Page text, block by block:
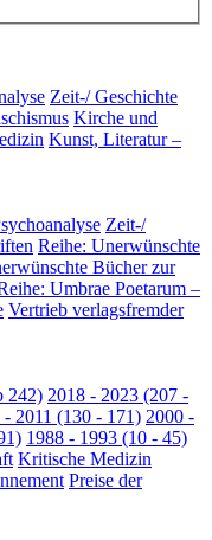
Zeit-/ Geschichte
Kirche und
Kunst, Literatur –
Zeit-/
Reihe: Unerwünschte
Bücher zur
Umbrae Poetarum –
Vertrieb verlagsfremder
242) 2018 - 2023 (207 -
- 2011 (130 - 171) 2000 -
1988 - 1993 (10 - 45)
Kritische Medizin
Preise der